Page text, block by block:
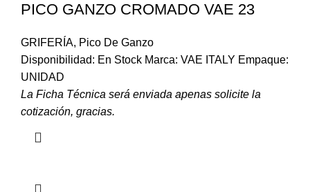
PICO GANZO CROMADO VAE 23
GRIFERÍA, Pico De Ganzo
Disponibilidad: En Stock Marca: VAE ITALY Empaque:
UNIDAD
La Ficha Técnica será enviada apenas solicite la
cotización, gracias.